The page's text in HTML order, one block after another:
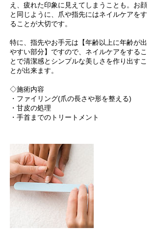
え、疲れた印象に見えてしまうことも。お顔
と同じように、爪や指先にはネイルケアをす
ることが大切です。
特に、指先やお手元は【年齢以上に年齢が出
やすい部分】ですので、ネイルケアをするこ
とで清潔感とシンプルな美しさを作り出すこ
とが出来ます。
◇施術内容
・ファイリング(爪の長さや形を整える)
・甘皮の処理
・手首までのトリートメント